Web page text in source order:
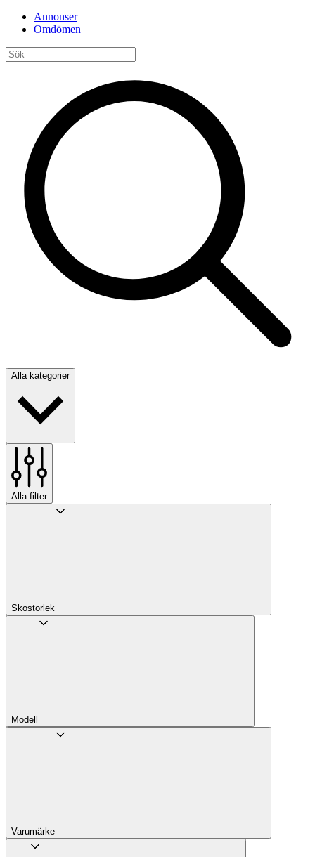
Annonser
Omdömen
Alla kategorier
Alla filter
Skostorlek
Modell
Varumärke